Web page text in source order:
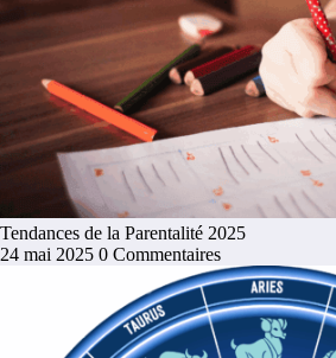
Tendances de la Parentalité 2025
24 mai 2025 0 Commentaires